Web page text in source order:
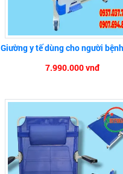
Giường y tế dùng cho người
7.990.000 vnđ